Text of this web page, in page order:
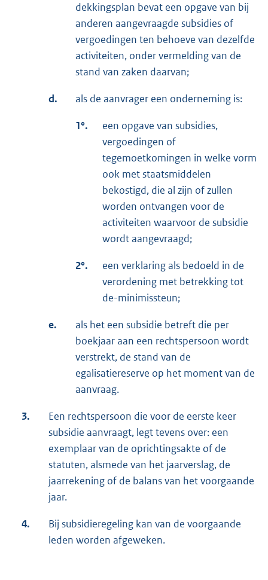
dekkingsplan bevat een opgave van bij
anderen aangevraagde subsidies of
vergoedingen ten behoeve van dezelfde
activiteiten, onder vermelding van de
stand van zaken daarvan;
d. als de aanvrager een onderneming is:
1°.
een opgave van subsidies,
vergoedingen of
tegemoetkomingen in welke vorm
ook met staatsmiddelen
bekostigd, die al zijn of zullen
worden ontvangen voor de
activiteiten waarvoor de subsidie
wordt aangevraagd;
2°.
een verklaring als bedoeld in de
verordening met betrekking tot
de-minimissteun;
e.
als het een subsidie betreft die per
boekjaar aan een rechtspersoon wordt
verstrekt, de stand van de
egalisatiereserve op het moment van de
aanvraag.
3.
Een rechtspersoon die voor de eerste keer
subsidie aanvraagt, legt tevens over: een
exemplaar van de oprichtingsakte of de
statuten, alsmede van het jaarverslag, de
jaarrekening of de balans van het voorgaande
jaar.
4.
Bij subsidieregeling kan van de voorgaande
leden worden afgeweken.